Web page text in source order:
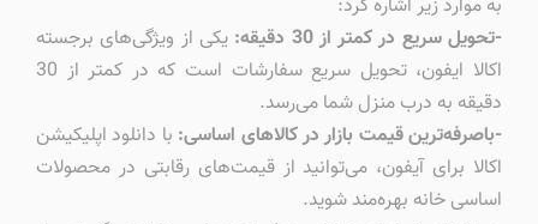
به موارد زیر اشاره کرد:
-تحویل سریع در کمتر از 30 دقیقه:
یکی از ویژگی‌های برجسته
اکالا ایفون، تحویل سریع سفارشات است که در کمتر از 30
دقیقه به درب منزل شما می‌رسد.
-باصرفه‌ترین قیمت بازار در کالاهای اساسی: با دانلود اپلیکیشن
اکالا برای آیفون، می‌توانید از قیمت‌های رقابتی در محصولات
اساسی خانه بهره‌مند شوید.